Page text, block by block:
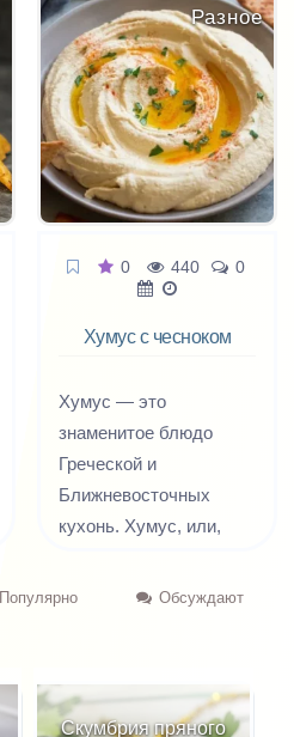
Разное
0 440 0
Хумус с чесноком
Хумус — это
знаменитое блюдо
Греческой и
Ближневосточных
кухонь. Хумус, или,
из гороха нут, может
добавками, такими как
петрушка, лук, чеснок,
Популярно Обсуждают
Скумбрия пряного